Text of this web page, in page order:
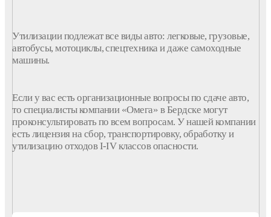
Утилизацииподлежат все видыавто:легковые, грузовые,
автобусы, мотоциклы, спецтехника и даже самоходные
машины.
Если у вас есть организационные вопросы по сдаче авто,
то специалистыкомпании«Омега» в Бердске могут
проконсультировать по всем вопросам. У нашейкомпании
есть лицензия на сбор, транспортировку, обработку и
утилизацию отходовI-IV классов опасности.